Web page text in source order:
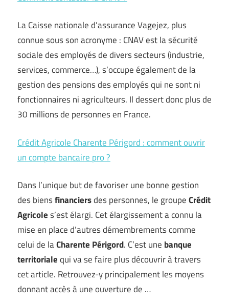
La Caisse nationale d’assurance Vagejez, plus
connue sous son acronyme : CNAV est la sécurité
sociale des employés de divers secteurs (industrie,
services, commerce…), s’occupe également de la
gestion des pensions des employés qui ne sont ni
fonctionnaires ni agriculteurs. Il dessert donc plus de
30 millions de personnes en France.
Crédit Agricole Charente Périgord : comment ouvrir
un compte bancaire pro ?
Dans l’unique but de favoriser une bonne gestion
des biensfinanciersdes personnes, le groupeCrédit
Agricoles’est élargi. Cet élargissement a connu la
mise en place d’autres démembrements comme
celui de laCharente Périgord. C’est une banque
territorialequi va se faire plus découvrir à travers
cet article. Retrouvez-y principalement les moyens
donnant accès à une ouverture de …